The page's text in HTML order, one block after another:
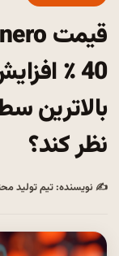
40 ٪
بالاترین
نظر کند؟
✍ نویسنده: تیم تولید